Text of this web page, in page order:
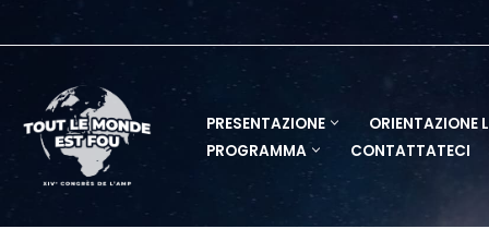
contenuto
PRESENTAZIONE ORIENTAZIONE
PROGRAMMA
CONTATTATECI